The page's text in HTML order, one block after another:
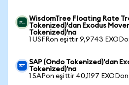
WisdomTree Floating Rate
Tokenized)'dan Exodus
Tokenized)'na
1 USFRon eşittir 9,9743
SAP (Ondo Tokenized)'dan
Tokenized)'na
1 SAPon eşittir 40,1197 EXODon